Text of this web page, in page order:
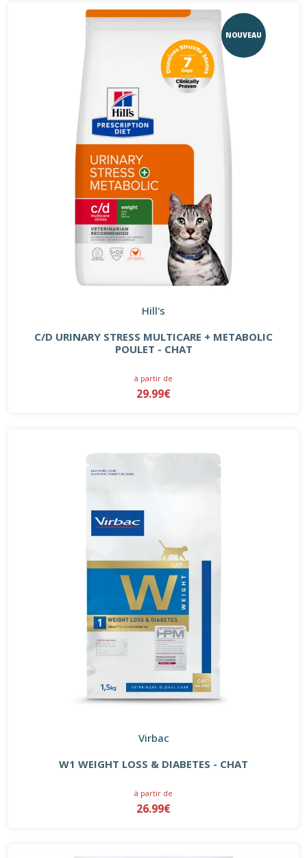
NOUVEAU
Hill's
C/D URINARY STRESS MULTICARE + METABOLIC
POULET - CHAT
à partir de
29.99€
Virbac
W1 WEIGHT LOSS & DIABETES - CHAT
à partir de
26.99€